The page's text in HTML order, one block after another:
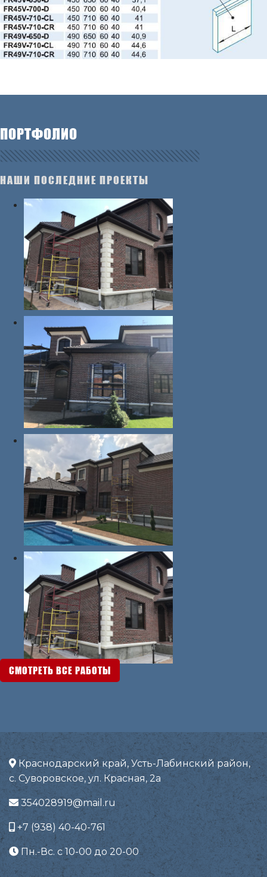
ПОРТФОЛИО
НАШИ ПОСЛЕДНИЕ ПРОЕКТЫ
СМОТРЕТЬ ВСЕ РАБОТЫ
Краснодарский край, Усть-Лабинский район,
с. Суворовское, ул. Красная, 2а
354028919@mail.ru
+7 (938) 40-40-761
Пн.-Вс. с 10-00 до 20-00